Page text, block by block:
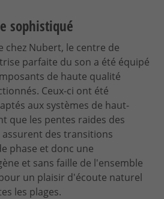
sophistiqué
chez Nubert, le centre de
parfaite du son a été équipé
de haute qualité
Ceux-ci ont été
aux systèmes de haut-
que les pentes raides des
des transitions
phase et donc une
et sans faille de l'ensemble
un plaisir d'écoute naturel
les plages.